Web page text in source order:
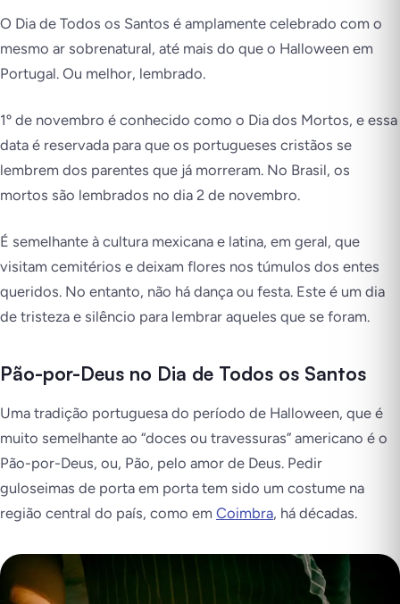
O Dia de Todos os Santos é amplamente celebrado com o
mesmo ar sobrenatural, até mais do que o Halloween em
Portugal. Ou melhor, lembrado.
1º de novembro é conhecido como o Dia dos Mortos, e essa
data é reservada para que os portugueses cristãos se
lembrem dos parentes que já morreram. No Brasil, os
mortos são lembrados no dia 2 de novembro.
É semelhante à cultura mexicana e latina, em geral, que
visitam cemitérios e deixam flores nos túmulos dos entes
queridos. No entanto, não há dança ou festa. Este é um dia
de tristeza e silêncio para lembrar aqueles que se foram.
Pão-por-Deus no Dia de Todos os Santos
Uma tradição portuguesa do período de Halloween, que é
muito semelhante ao “doces ou travessuras” americano é o
Pão-por-Deus, ou, Pão, pelo amor de Deus. Pedir
guloseimas de porta em porta tem sido um costume na
região central do país, como em Coimbra, há décadas.